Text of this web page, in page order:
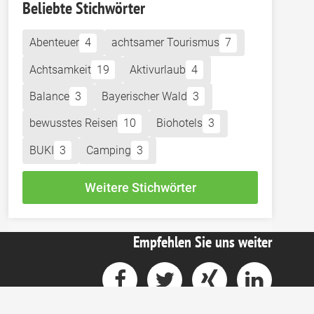
Beliebte Stichwörter
Abenteuer 4 achtsamer Tourismus 7
Achtsamkeit 19 Aktivurlaub 4
Balance 3 Bayerischer Wald 3
bewusstes Reisen 10 Biohotels 3
BUKI 3 Camping 3
Weitere Stichwörter
Empfehlen Sie uns weiter